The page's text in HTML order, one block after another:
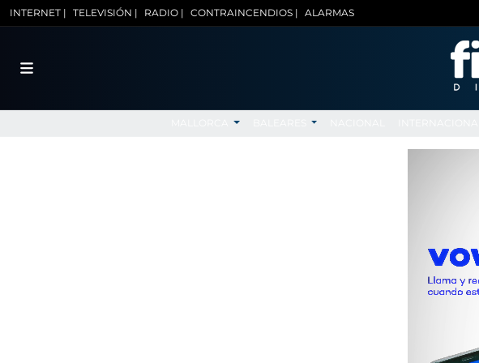
INTERNET | TELEVISIÓN | RADIO | CONTRAINCENDIOS | ALARMAS